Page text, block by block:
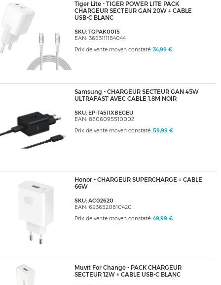
Tiger Lite - TIGER POWER LITE PACK
CHARGEUR SECTEUR GAN 20W + CABLE
USB-C BLANC
SKU: TGPAK0015
EAN: 3663111184044
Prix de vente moyen constaté: 34,99 €
Samsung - CHARGEUR SECTEUR GAN 45W
ULTRAFAST AVEC CABLE 1,8M NOIR
SKU: EP-T4511XBEGEU
EAN: 8806095510002
Prix de vente moyen constaté: 59,99 €
Honor - CHARGEUR SUPERCHARGE + CABLE
66W
SKU: AC02620
EAN: 6936520810420
Prix de vente moyen constaté: 49,99 €
Muvit For Change - PACK CHARGEUR
SECTEUR 12W + CABLE USB-C BLANC